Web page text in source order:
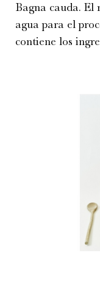
Bagna cauda. El
agua para el
contiene los